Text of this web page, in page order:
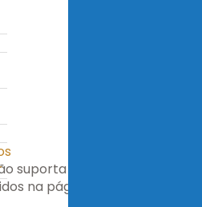
suporta arquivos PDF
na página.